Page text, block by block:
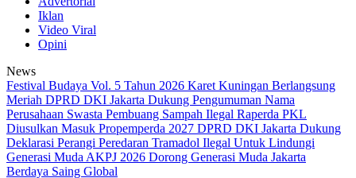
Iklan
Video Viral
Opini
News
Festival Budaya Vol. 5 Tahun 2026 Karet Kuningan Berlangsung
Meriah DPRD DKI Jakarta Dukung Pengumuman Nama
Perusahaan Swasta Pembuang Sampah Ilegal Raperda PKL
Diusulkan Masuk Propemperda 2027 DPRD DKI Jakarta Dukung
Deklarasi Perangi Peredaran Tramadol Ilegal Untuk Lindungi
Generasi Muda AKPJ 2026 Dorong Generasi Muda Jakarta
Berdaya Saing Global